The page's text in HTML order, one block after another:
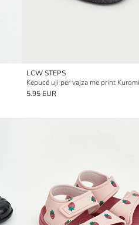
LCW STEPS
Këpucë uji për vajza me print Kuromi
5.95 EUR